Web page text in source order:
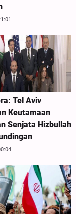
Tel Aviv
Keutamaan
Senjata Hizbullah